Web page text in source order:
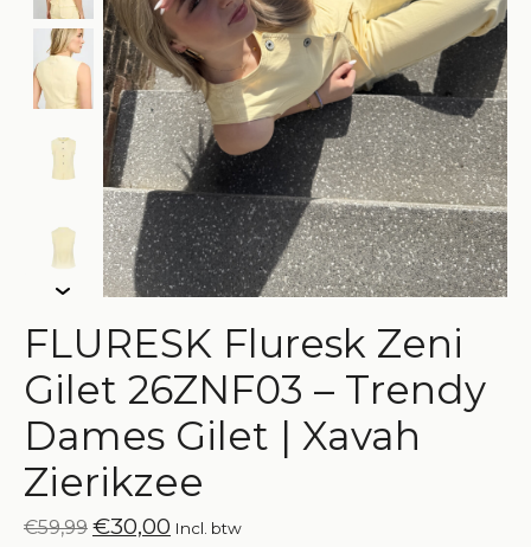
FLURESK Fluresk Zeni
Gilet 26ZNF03 – Trendy
Dames Gilet | Xavah
Zierikzee
€59,99 €30,00 Incl. btw